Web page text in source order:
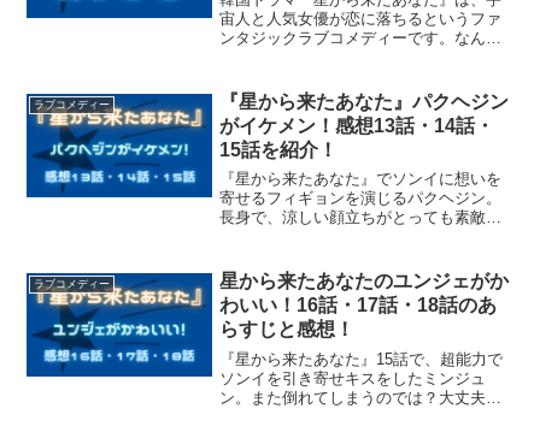
宙人と人気女優が恋に落ちるというファ
ンタジックラブコメディーです。なん
『星から来たあなた』を見てみたくなる
こと間違いなしです！
ラブコメディー
『星から来たあなた』パクヘジン
がイケメン！感想13話・14話・
15話を紹介！
『星から来たあなた』でソンイに想いを
寄せるフィギョンを演じるパクヘジン。
長身で、涼しい顔立ちがとっても素敵な
てみてくださいね！この記事を読んでい
ただいたら、『星から来た...
ラブコメディー
星から来たあなたのユンジェがか
わいい！16話・17話・18話のあ
らすじと感想！
『星から来たあなた』15話で、超能力で
ソンイを引き寄せキスをしたミンジュ
ン。また倒れてしまうのでは？大丈夫で